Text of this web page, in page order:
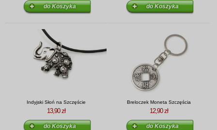
Indyjski Słoń na Szczęście
13,90 zł
Breloczek Moneta Szczęścia
12,90 zł